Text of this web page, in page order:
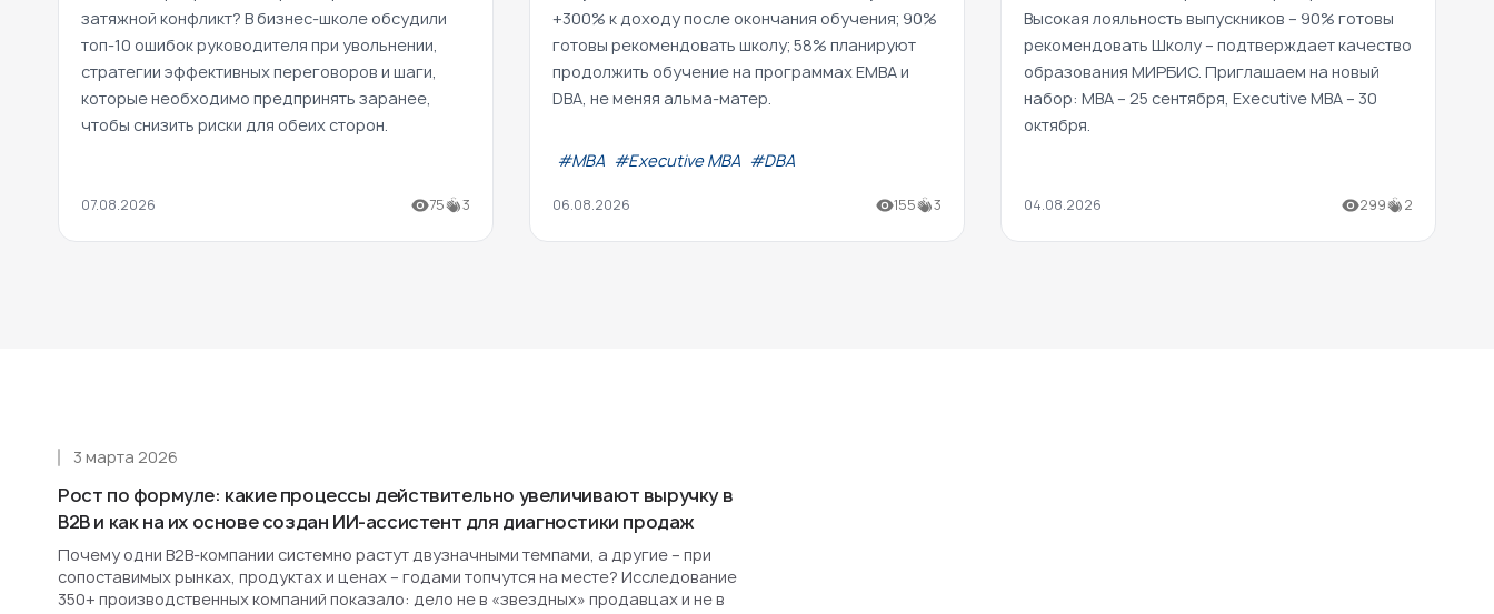
затяжной конфликт? В бизнес-школе обсудили
топ-10 ошибок руководителя при увольнении,
стратегии эффективных переговоров и шаги,
которые необходимо предпринять заранее,
чтобы снизить риски для обеих сторон.
07.08.2026 75 3
+300% к доходу после окончания обучения; 90%
готовы рекомендовать школу; 58% планируют
продолжить обучение на программах EMBA и
DBA, не меняя альма-матер.
#МВА #Executive MBA #DBA
06.08.2026 155 3
Высокая лояльность выпускников – 90% готовы
рекомендовать Школу – подтверждает качество
образования МИРБИС. Приглашаем на новый
набор: MBA – 25 сентября, Executive MBA – 30
октября.
04.08.2026 299 2
Рост по формуле: какие процессы действительно увеличивают выручку в
B2B и как на их основе создан ИИ-ассистент для диагностики продаж
3 марта 2026
Почему одни B2B-компании системно растут двузначными темпами, а другие – при
сопоставимых рынках, продуктах и ценах – годами топчутся на месте? Исследование
350+ производственных компаний показало: дело не в «звездных» продавцах и не в